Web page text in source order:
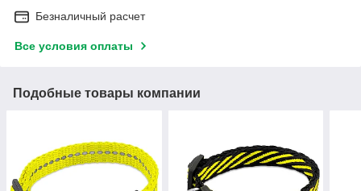
Безналичный расчет
Все условия оплаты
Подобные товары компании